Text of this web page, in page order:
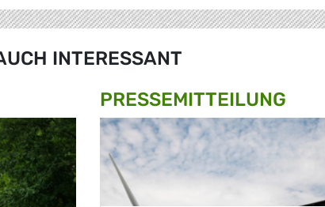
INTERESSANT
PRESSE­MITTEILUNG